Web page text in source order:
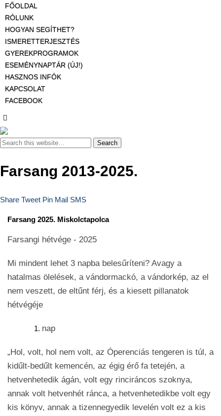
FŐOLDAL
RÓLUNK
HOGYAN SEGÍTHET?
ISMERETTERJESZTÉS
GYEREKPROGRAMOK
ESEMÉNYNAPTÁR (ÚJ!)
HASZNOS INFÓK
KAPCSOLAT
FACEBOOK
Farsang 2013-2025.
Share Tweet Pin Mail SMS
Farsang 2025. Miskolctapolca
Farsangi hétvége - 2025
Mi mindent lehet 3 napba belesűríteni? Avagy a
hatalmas ölelések, a vándormackó, a vándorkép, az el
nem veszett, de eltűnt férj, és a kiesett pillanatok
hétvégéje
nap
„Hol, volt, hol nem volt, az Óperenciás tengeren is túl, a
kidűlt-bedűlt kemencén, az égig érő fa tetején, a
hetvenhetedik ágán, volt egy rinciráncos szoknya,
annak volt hetvenhét ránca, a hetvenhetedikbe volt egy
kis könyv, annak a tizennegyedik levelén volt ez a kis